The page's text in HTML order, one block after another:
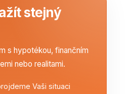
stejný
s hypotékou, finančním
nebo realitami.
Vaši situaci